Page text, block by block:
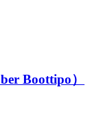
Boottipo）